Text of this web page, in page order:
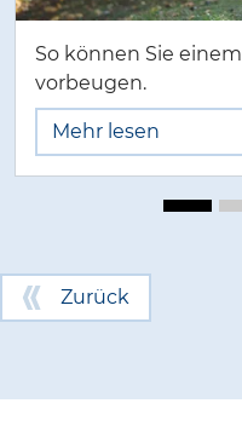
So können Sie
vorbeugen.
Mehr lesen
Zurück